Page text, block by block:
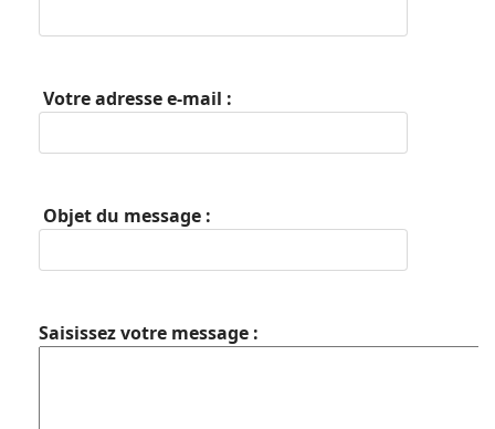
Votre adresse e-mail :
Objet du message :
Saisissez votre message :